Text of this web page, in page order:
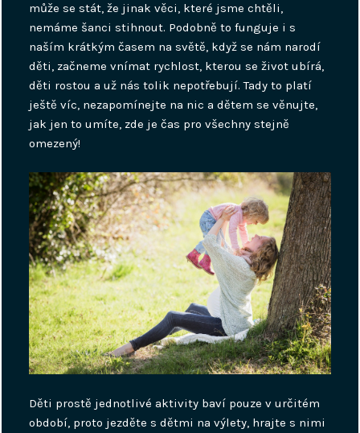
může se stát, že jinak věci, které jsme chtěli,
nemáme šanci stihnout. Podobně to funguje i s
naším krátkým časem na světě, když se nám narodí
děti, začneme vnímat rychlost, kterou se život ubírá,
děti rostou a už nás tolik nepotřebují. Tady to platí
ještě víc, nezapomínejte na nic a dětem se věnujte,
jak jen to umíte, zde je čas pro všechny stejně
omezený!
Děti prostě jednotlivé aktivity baví pouze v určitém
období, proto jezděte s dětmi na výlety, hrajte s nimi